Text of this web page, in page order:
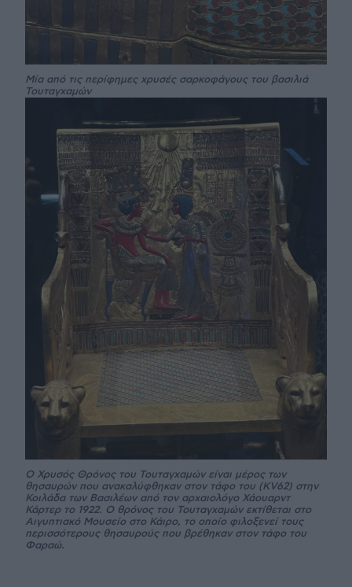
Μία από τις περίφημες χρυσές σαρκοφάγους του βασιλιά
Τουταγχαμών
Ο Χρυσός Θρόνος του Τουταγχαμών είναι μέρος των
θησαυρών που ανακαλύφθηκαν στον τάφο του (KV62) στην
Κοιλάδα των Βασιλέων από τον αρχαιολόγο Χάουαρντ
Κάρτερ το 1922. Ο θρόνος του Τουταγχαμών εκτίθεται στο
Αιγυπτιακό Μουσείο στο Κάιρο, το οποίο φιλοξενεί τους
περισσότερους θησαυρούς που βρέθηκαν στον τάφο του
Φαραώ.